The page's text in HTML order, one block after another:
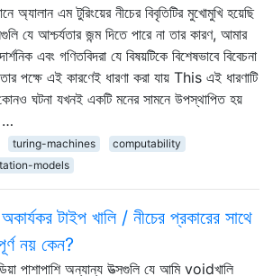
অ্যালান এম টুরিংয়ের নীচের বিবৃতিটির মুখোমুখি হয়েছি
যে আশ্চর্যতার জন্ম দিতে পারে না তার কারণ, আমার
এবং গণিতবিদরা যে বিষয়টিকে বিশেষভাবে বিবেচনা
পক্ষে এই কারণেই ধারণা করা যায় This এই ধারণাটি
ঘটনা যখনই একটি মনের সামনে উপস্থাপিত হয়
…
turing-machines
computability
models
টাইপ খালি / নীচের প্রকারের সাথে
নয় কেন?
পাশাপাশি অন্যান্য উত্সগুলি যে আমি voidখালি